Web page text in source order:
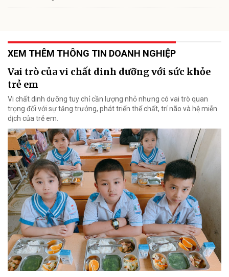
XEM THÊM THÔNG TIN DOANH NGHIỆP
Vai trò của vi chất dinh dưỡng với sức khỏe
trẻ em
Vi chất dinh dưỡng tuy chỉ cần lượng nhỏ nhưng có vai trò quan
trọng đối với sự tăng trưởng, phát triển thể chất, trí não và hệ miễn
dịch của trẻ em.